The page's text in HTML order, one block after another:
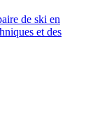
de ski en
et des